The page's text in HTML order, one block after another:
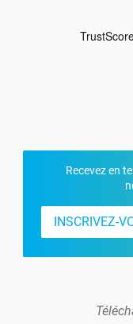
Recevez en
INSCRIVEZ-